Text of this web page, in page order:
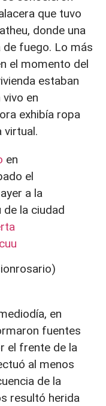
que tuvo
donde una
fuego. Lo más
el momento del
estaban
en
exhibía ropa
virtual.
en
el
a la
la ciudad
en
fuentes
el frente de la
al menos
de la
resultó herida